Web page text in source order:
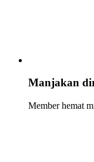
Manjakan
Member hemat